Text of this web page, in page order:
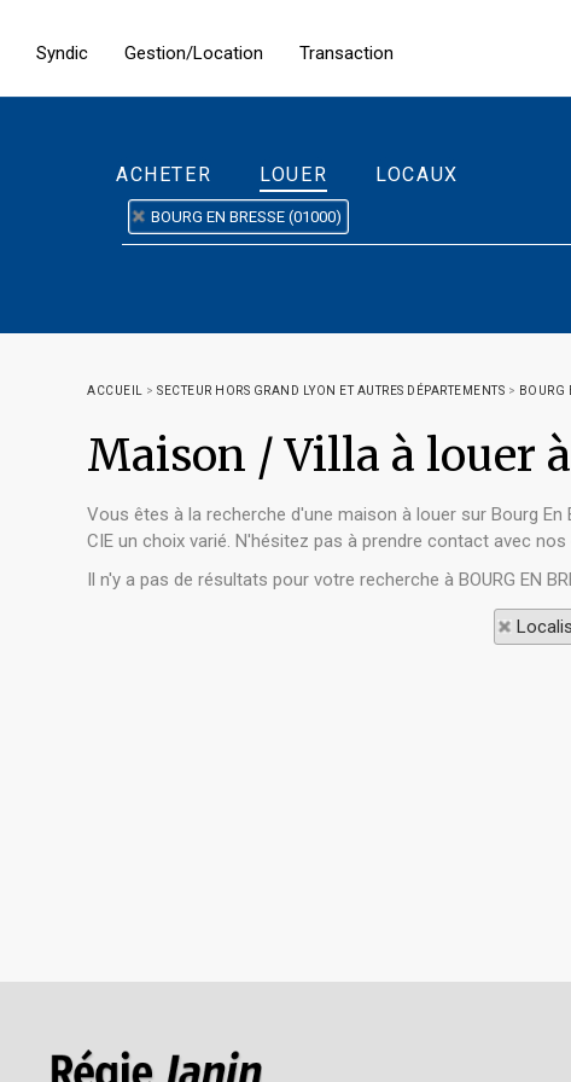
Syndic Gestion/Location Transaction
ACHETER LOUER LOCAUX
BOURG EN BRESSE (01000)
ACCUEIL > SECTEUR HORS GRAND LYON ET AUTRES DÉPARTEMENTS > BOURG
Maison / Villa à louer à
Vous êtes à la recherche d'une maison à louer sur Bourg
CIE un choix varié. N'hésitez pas à prendre contact avec
Il n'y a pas de résultats pour votre recherche à BOURG EN